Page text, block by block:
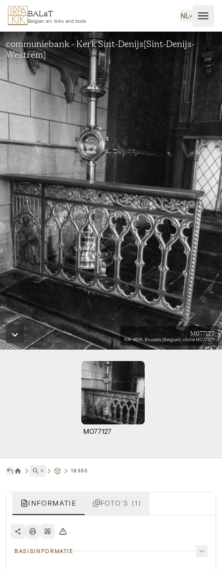
Ga naar hoofdinhoud
BALaT
Belgian art, links and tools
NL˅
communiebank - Kerk Sint-Denijs[Sint-Denijs-
Westrem]
M077127
KIK-IRPA, Brussels (Belgium), cliché M077127
M077127
˅ 18353
INFORMATIE FOTO'S (1)
BASISINFORMATIE